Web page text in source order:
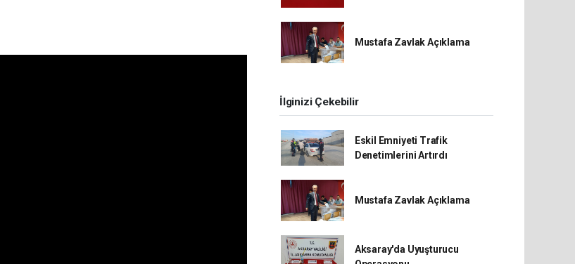
Mustafa Zavlak Açıklama
İlginizi Çekebilir
Eskil Emniyeti Trafik
Denetimlerini Artırdı
Mustafa Zavlak Açıklama
Aksaray'da Uyuşturucu